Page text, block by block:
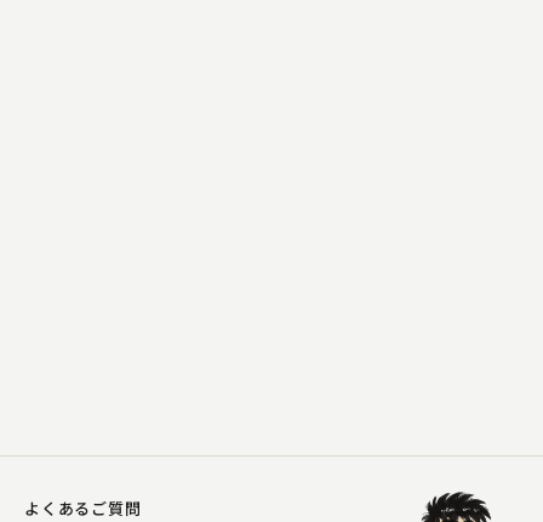
よくあるご質問